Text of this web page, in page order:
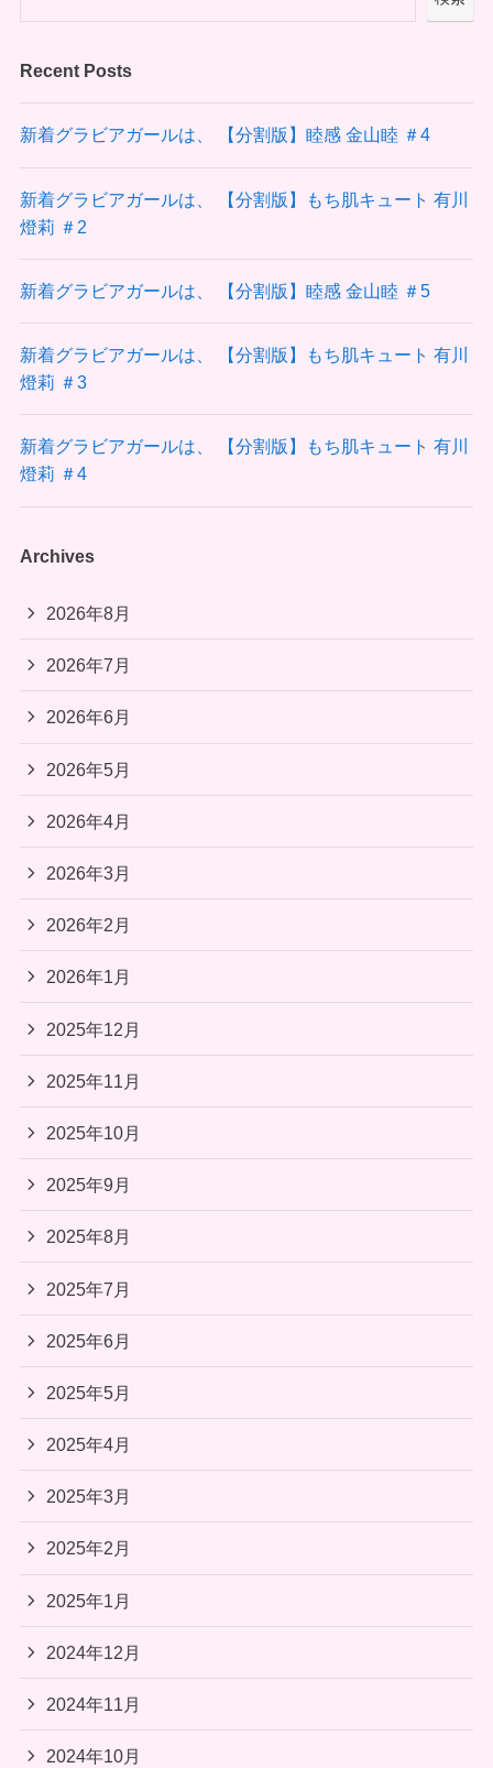
Recent Posts
新着グラビアガールは、 【分割版】睦感 金山睦 ＃4
新着グラビアガールは、 【分割版】もち肌キュート 有川
燈莉 ＃2
新着グラビアガールは、 【分割版】睦感 金山睦 ＃5
新着グラビアガールは、 【分割版】もち肌キュート 有川
燈莉 ＃3
新着グラビアガールは、 【分割版】もち肌キュート 有川
燈莉 ＃4
Archives
2026年8月
2026年7月
2026年6月
2026年5月
2026年4月
2026年3月
2026年2月
2026年1月
2025年12月
2025年11月
2025年10月
2025年9月
2025年8月
2025年7月
2025年6月
2025年5月
2025年4月
2025年3月
2025年2月
2025年1月
2024年12月
2024年11月
2024年10月